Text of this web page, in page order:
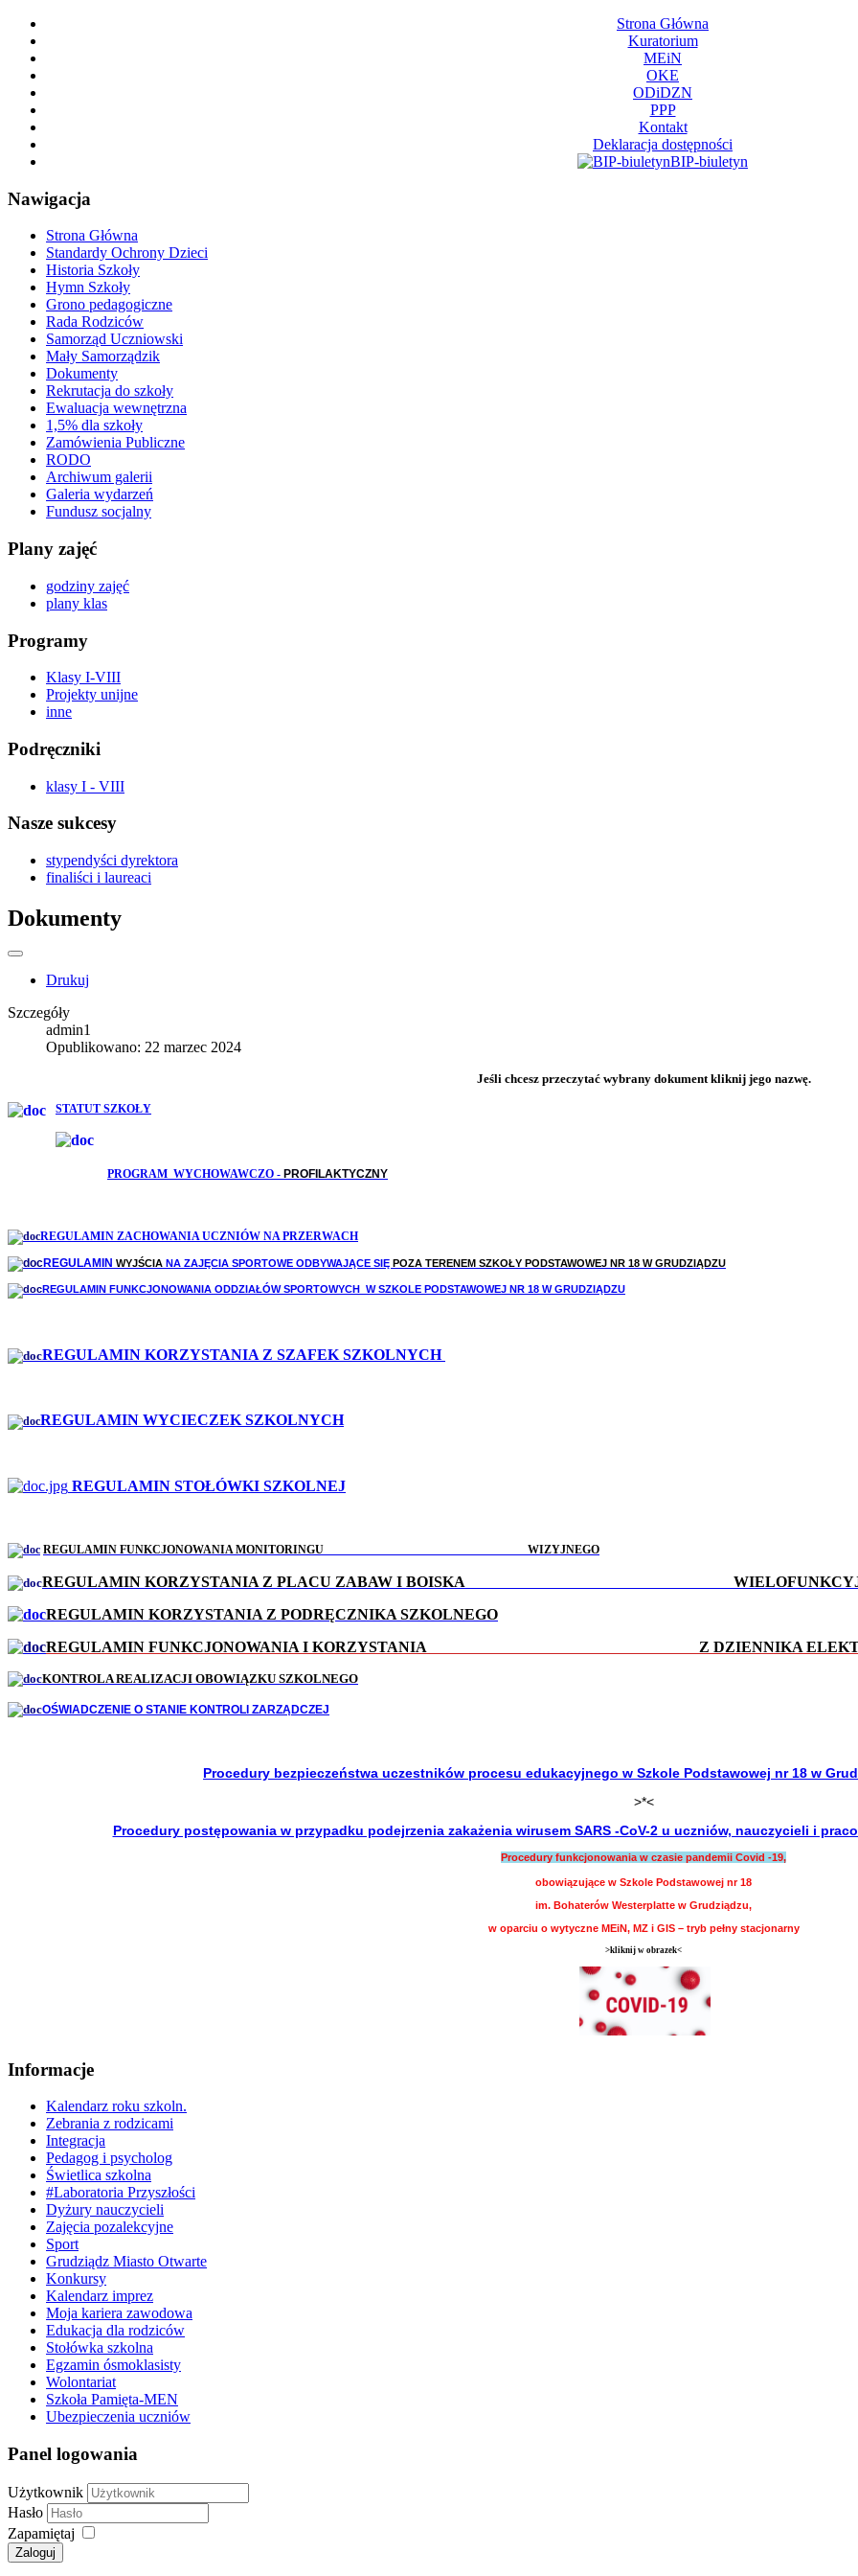
Strona Główna
Kuratorium
MEiN
OKE
ODiDZN
PPP
Kontakt
Deklaracja dostępności
BIP-biuletyn
Nawigacja
Strona Główna
Standardy Ochrony Dzieci
Historia Szkoły
Hymn Szkoły
Grono pedagogiczne
Rada Rodziców
Samorząd Uczniowski
Mały Samorządzik
Dokumenty
Rekrutacja do szkoły
Ewaluacja wewnętrzna
1,5% dla szkoły
Zamówienia Publiczne
RODO
Archiwum galerii
Galeria wydarzeń
Fundusz socjalny
Plany zajęć
godziny zajęć
plany klas
Programy
Klasy I-VIII
Projekty unijne
inne
Podręczniki
klasy I - VIII
Nasze sukcesy
stypendyści dyrektora
finaliści i laureaci
Dokumenty
Drukuj
Szczegóły
admin1
Opublikowano: 22 marzec 2024
Jeśli chcesz przeczytać wybrany dokument kliknij jego nazwę.
STATUT SZKOŁY
PROGRAM WYCHOWAWCZO - PROFILAKTYCZNY
REGULAMIN ZACHOWANIA UCZNIÓW NA PRZERWACH
REGULAMIN WYJŚCIA NA ZAJĘCIA SPORTOWE ODBYWAJĄCE SIĘ POZA TERENEM SZKOŁY PODSTAWOWEJ NR 18 W GRUDZIĄDZU
REGULAMIN FUNKCJONOWANIA ODDZIAŁÓW SPORTOWYCH W SZKOLE PODSTAWOWEJ NR 18 W GRUDZIĄDZU
REGULAMIN KORZYSTANIA Z SZAFEK SZKOLNYCH
REGULAMIN WYCIECZEK SZKOLNYCH
REGULAMIN STOŁÓWKI SZKOLNEJ
REGULAMIN FUNKCJONOWANIA MONITORINGU WIZYJNEGO
REGULAMIN KORZYSTANIA Z PLACU ZABAW I BOISKA
REGULAMIN KORZYSTANIA Z PODRĘCZNIKA SZKOLNEGO
REGULAMIN FUNKCJONOWANIA I KORZYSTANIA Z DZIENNIKA
KONTROLA REALIZACJI OBOWIĄZKU SZKOLNEGO
OŚWIADCZENIE O STANIE KONTROLI ZARZĄDCZEJ
Procedury bezpieczeństwa uczestników procesu edukacyjnego w Szkole Podstawowej nr 18 w
>*<
Procedury postępowania w przypadku podejrzenia zakażenia wirusem SARS -CoV-2 u uczniów, nauczycieli i
Procedury funkcjonowania w czasie pandemii Covid -19,
obowiązujące w Szkole Podstawowej nr 18
im. Bohaterów Westerplatte w Grudziądzu,
w oparciu o wytyczne MEiN, MZ i GIS – tryb pełny stacjonarny
>kliknij w obrazek<
Informacje
Kalendarz roku szkoln.
Zebrania z rodzicami
Integracja
Pedagog i psycholog
Świetlica szkolna
#Laboratoria Przyszłości
Dyżury nauczycieli
Zajęcia pozalekcyjne
Sport
Grudziądz Miasto Otwarte
Konkursy
Kalendarz imprez
Moja kariera zawodowa
Edukacja dla rodziców
Stołówka szkolna
Egzamin ósmoklasisty
Wolontariat
Szkoła Pamięta-MEN
Ubezpieczenia uczniów
Panel logowania
Użytkownik
Hasło
Zapamiętaj
Zaloguj